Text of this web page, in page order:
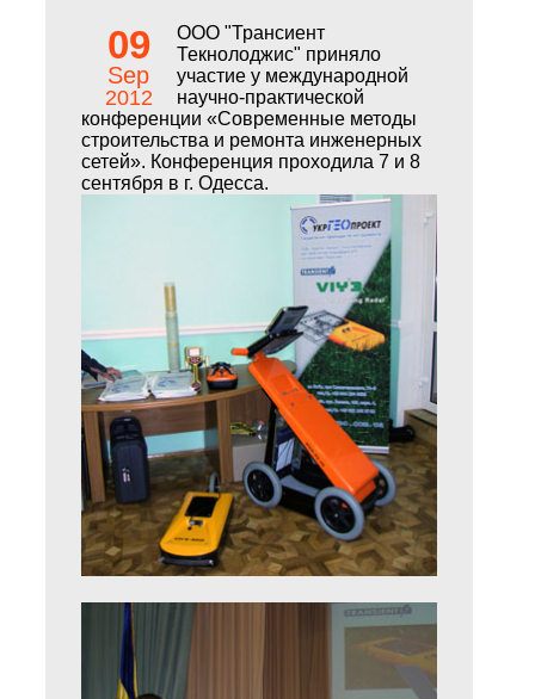
09
Sep
2012
ООО "Трансиент
Текнолоджис" приняло
участие у международной
научно-практической
конференции «Современные методы
строительства и ремонта инженерных
сетей». Конференция проходила 7 и 8
сентября в г. Одесса.